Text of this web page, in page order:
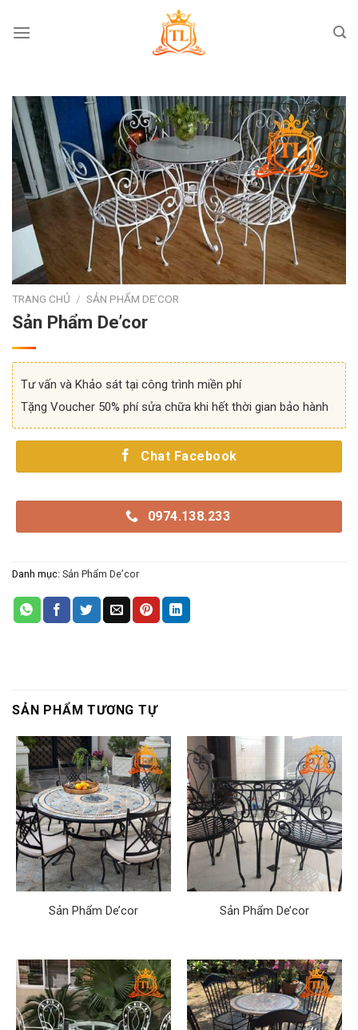
TRANG CHỦ / SẢN PHẨM DE’COR
Sản Phẩm De’cor
Tư vấn và Khảo sát tại công trình miền phí
Tặng Voucher 50% phí sửa chữa khi hết thời gian bảo hành
Chat Facebook
0974.138.233
Danh mục: Sản Phẩm De’cor
SẢN PHẨM TƯƠNG TỰ
Sản Phẩm De’cor Sản Phẩm De’cor